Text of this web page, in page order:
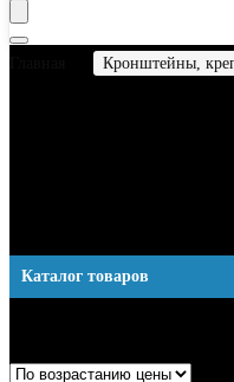
Кронштейны,
Каталог товаров